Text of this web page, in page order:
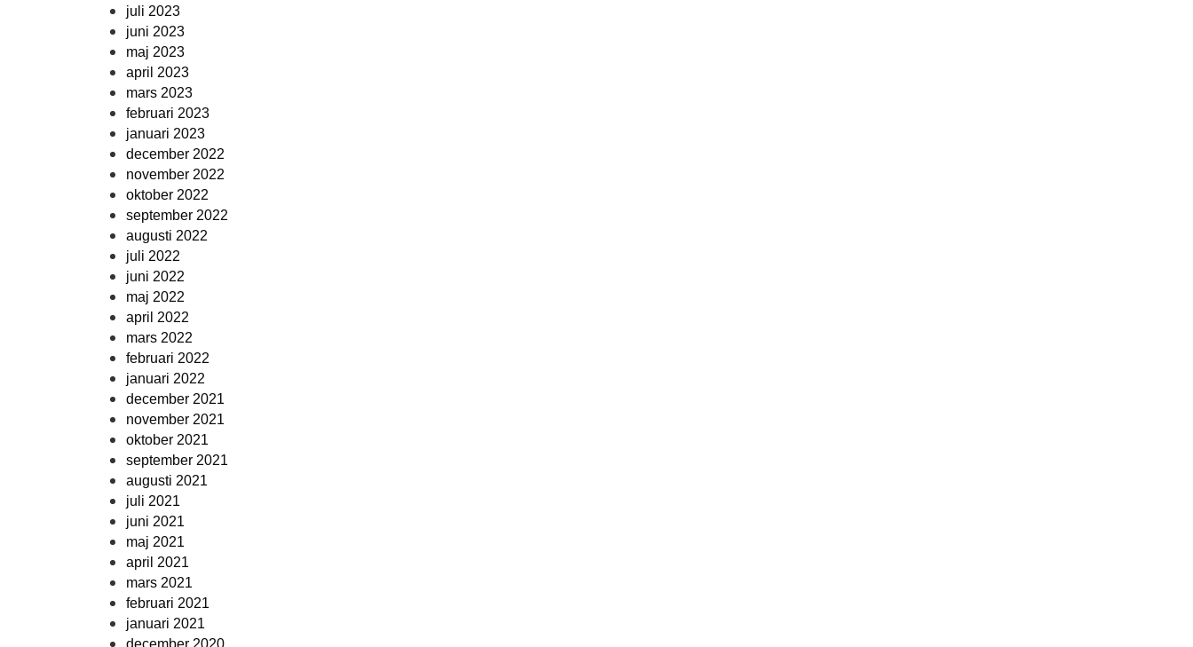
juli 2023
juni 2023
maj 2023
april 2023
mars 2023
februari 2023
januari 2023
december 2022
november 2022
oktober 2022
september 2022
augusti 2022
juli 2022
juni 2022
maj 2022
april 2022
mars 2022
februari 2022
januari 2022
december 2021
november 2021
oktober 2021
september 2021
augusti 2021
juli 2021
juni 2021
maj 2021
april 2021
mars 2021
februari 2021
januari 2021
december 2020